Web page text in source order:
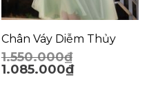
Chân Váy Diễm Thủy
1.550.000₫
1.085.000₫